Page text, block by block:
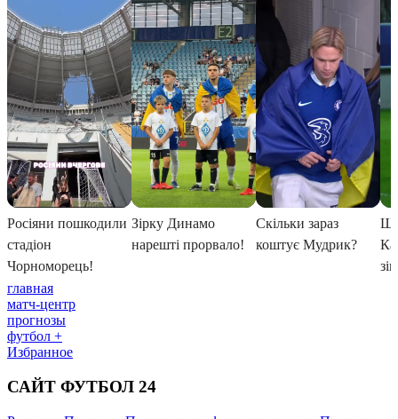
главная
матч-центр
прогнозы
футбол +
Избранное
САЙТ ФУТБОЛ 24